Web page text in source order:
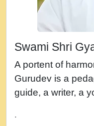
Maharaj.mp3
न म गवद गपल
नह भरस रह
सहर चरण क .....mp3
बगड नसब कसन
shastri ji
Swami Shri
A portent of
Gurudev is a
guide, a writer, a
.